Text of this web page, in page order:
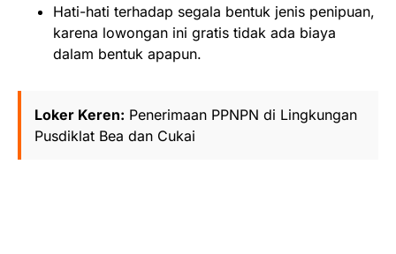
Hati-hati terhadap segala bentuk jenis penipuan,
karena lowongan ini gratis tidak ada biaya
dalam bentuk apapun.
Loker Keren: Penerimaan PPNPN di Lingkungan
Pusdiklat Bea dan Cukai